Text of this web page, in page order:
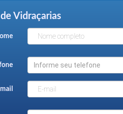
Vidraçarias